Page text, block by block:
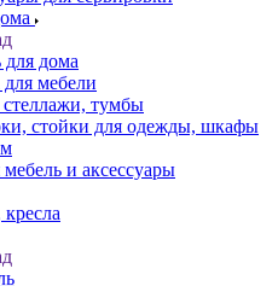
дома
мебели
тумбы
стойки для одежды, шкафы
и аксессуары